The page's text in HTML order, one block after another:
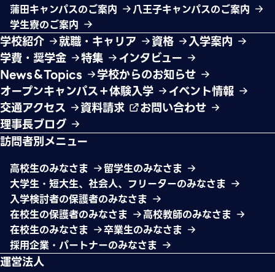
蒲田キャンパスのご案内
八王子キャンパスのご案内
学生寮のご案内
学校紹介 就職・キャリア 資格
入学案内
学費・奨学金
特集
インタビュー
News＆Topics
学校からのお知らせ
オープンキャンパス＋体験入学
イベント情報
交通アクセス
資料請求
お問い合わせ
理事長ブログ
訪問者別メニュー
高校生のみなさま
留学生のみなさま
大学生・短大生、社会人、フリーターのみなさま
入学検討者の保護者のみなさま
在校生の保護者のみなさま
高校教師のみなさま
在校生のみなさま
卒業生のみなさま
採用企業・パートナーのみなさま
運営法人